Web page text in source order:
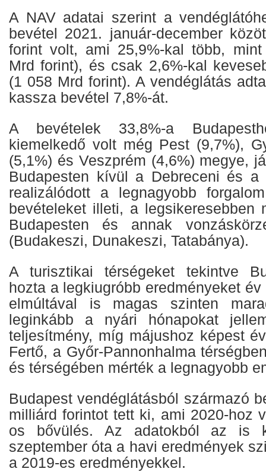
A NAV adatai szerint a
bevétel 2021. január-december
forint volt, ami 25,9%-kal több,
Mrd forint), és csak 2,6%-kal
(1 058 Mrd forint). A vendéglátás
kassza bevétel 7,8%-át.
A bevételek 33,8%-a
kiemelkedő volt még Pest (9,7%),
(5,1%) és Veszprém (4,6%) megye,
Budapesten kívül a Debreceni és a
realizálódott a legnagyobb
bevételeket illeti, a legsikeresebben
Budapesten és annak
(Budakeszi, Dunakeszi, Tatabánya).
A turisztikai térségeket tekintve
hozta a legkiugróbb eredményeket
elmúltával is magas szinten
leginkább a nyári hónapokat
teljesítmény, míg májushoz képest
Fertő, a Győr-Pannonhalma
és térségében mérték a legnagyobb
Budapest vendéglátásból származó
milliárd forintot tett ki, ami 2020-hoz
os bővülés. Az adatokból az is
szeptember óta a havi eredmények
a 2019-es eredményekkel.